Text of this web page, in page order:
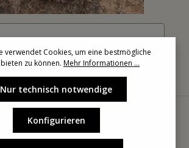
verwendet Cookies, um eine bestmögliche
zu können. Mehr Informationen ...
Nur technisch notwendige
Konfigurieren